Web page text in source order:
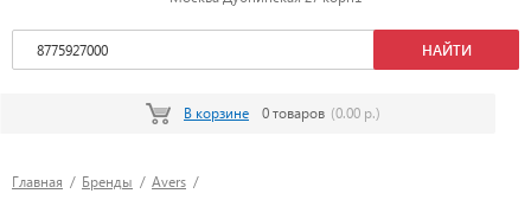
В корзине 0 товаров (0.00 р.)
Главная / Бренды / Avers /